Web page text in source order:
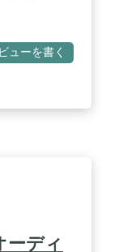
体質量：
/ 材質 / 本
ト：ポリプ
ューを書く
ーディ